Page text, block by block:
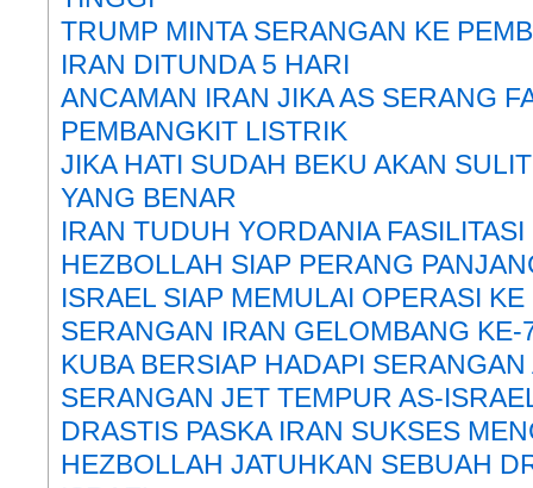
TRUMP MINTA SERANGAN KE
IRAN DITUNDA 5 HARI
ANCAMAN IRAN JIKA AS SERANG
PEMBANGKIT LISTRIK
JIKA HATI SUDAH BEKU AKAN
YANG BENAR
IRAN TUDUH YORDANIA
HEZBOLLAH SIAP PERANG
ISRAEL SIAP MEMULAI OPERASI
SERANGAN IRAN GELOMBANG KE-
KUBA BERSIAP HADAPI SERANGAN
SERANGAN JET TEMPUR AS-
DRASTIS PASKA IRAN SUKSES
HEZBOLLAH JATUHKAN SEBUAH